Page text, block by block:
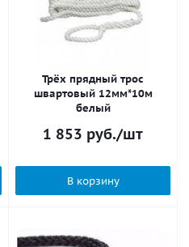
Трёх прядный трос
швартовый 12мм*10м
белый
1 853 руб./шт
В корзину